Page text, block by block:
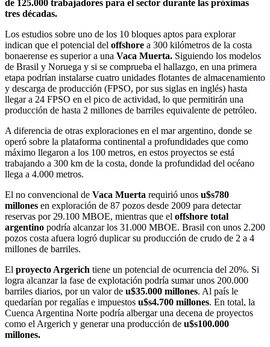
de 125.000 trabajadores para el sector durante las próximas
tres décadas.
Los estudios sobre uno de los 10 bloques aptos para explorar
indican que el potencial del offshore a 300 kilómetros de la costa
bonaerense es superior a una Vaca Muerta. Siguiendo los modelos
de Brasil y Noruega y si se comprueba el hallazgo, en una primera
etapa podrían instalarse cuatro unidades flotantes de almacenamiento
y descarga de producción (FPSO, por sus siglas en inglés) hasta
llegar a 24 FPSO en el pico de actividad, lo que permitirán una
producción de hasta 2 millones de barriles equivalente de petróleo.
A diferencia de otras exploraciones en el mar argentino, donde se
operó sobre la plataforma continental a profundidades que como
máximo llegaron a los 100 metros, en estos proyectos se está
trabajando a 300 km de la costa, donde la profundidad del océano
llega a 4.000 metros.
El no convencional de Vaca Muerta requirió unos u$s780
millones en exploración de 87 pozos desde 2009 para detectar
reservas por 29.100 MBOE, mientras que el offshore total
argentino podría alcanzar los 31.000 MBOE. Brasil con unos 2.200
pozos costa afuera logró duplicar su producción de crudo de 2 a 4
millones de barriles.
El proyecto Argerich tiene un potencial de ocurrencia del 20%. Si
logra alcanzar la fase de explotación podría sumar unos 200.000
barriles diarios, por un valor de u$35.000 millones. Al país le
quedarían por regalías e impuestos u$s4.700 millones. En total, la
Cuenca Argentina Norte podría albergar una decena de proyectos
como el Argerich y generar una producción de u$s100.000
millones.